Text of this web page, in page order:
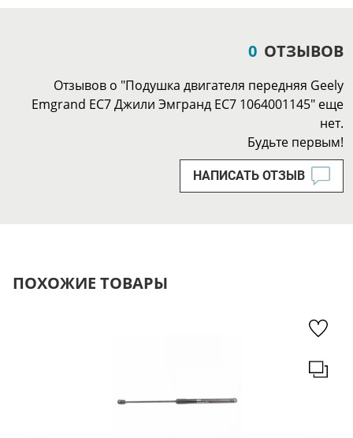
0 ОТЗЫВОВ
Отзывов о "Подушка двигателя передняя Geely
Emgrand EC7 Джили Эмгранд ЕС7 1064001145" еще
нет.
Будьте первым!
НАПИСАТЬ ОТЗЫВ
ПОХОЖИЕ ТОВАРЫ